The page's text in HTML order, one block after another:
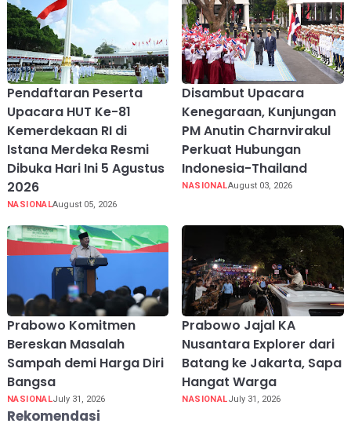
Pendaftaran Peserta
Upacara HUT Ke-81
Kemerdekaan RI di
Istana Merdeka Resmi
Dibuka Hari Ini 5 Agustus
2026
NASIONALAugust 05, 2026
Disambut Upacara
Kenegaraan, Kunjungan
PM Anutin Charnvirakul
Perkuat Hubungan
Indonesia-Thailand
NASIONALAugust 03, 2026
Prabowo Komitmen
Bereskan Masalah
Sampah demi Harga Diri
Bangsa
NASIONALJuly 31, 2026
Prabowo Jajal KA
Nusantara Explorer dari
Batang ke Jakarta, Sapa
Hangat Warga
NASIONALJuly 31, 2026
Rekomendasi